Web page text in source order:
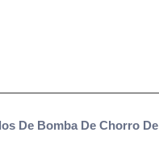
De Bomba De Chorro